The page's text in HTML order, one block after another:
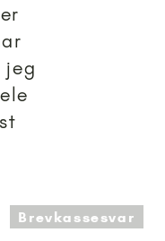
jeg
18+
Brevkassesvar